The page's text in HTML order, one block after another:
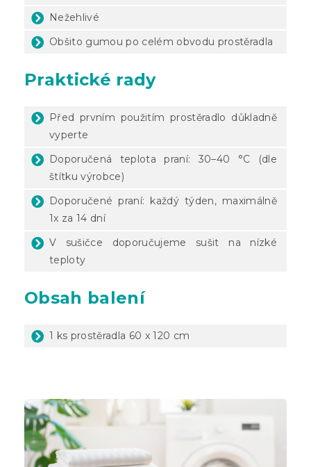
Nežehlivé
Obšito gumou po celém obvodu prostěradla
Praktické rady
Před prvním použitím prostěradlo důkladně
vyperte
Doporučená teplota praní: 30–40 °C (dle
štítku výrobce)
Doporučené praní: každý týden, maximálně
1x za 14 dní
V sušičce doporučujeme sušit na nízké
teploty
Obsah balení
1 ks prostěradla 60 x 120 cm